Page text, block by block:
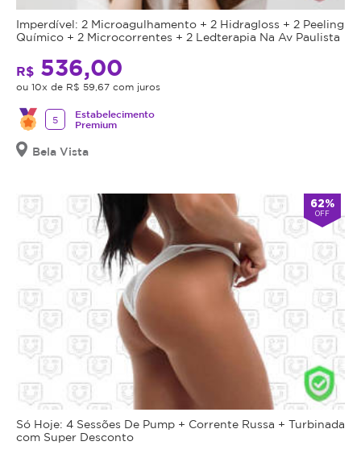
Imperdível: 2 Microagulhamento + 2 Hidragloss + 2 Peeling
Químico + 2 Microcorrentes + 2 Ledterapia Na Av Paulista
R$ 536,00
ou 10x de R$ 59,67 com juros
5
Estabelecimento
Premium
Bela Vista
62%
OFF
Só Hoje: 4 Sessões De Pump + Corrente Russa + Turbinada
com Super Desconto